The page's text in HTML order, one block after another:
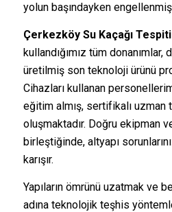
yolun başındayken
Çerkezköy Su Kaçağı Tespiti
kullandığımız tüm donanımlar,
üretilmiş son teknoloji ürünü
Cihazları kullanan
eğitim almış, sertifikalı uzman
oluşmaktadır. Doğru ekipman
birleştiğinde, altyapı
karışır.
Yapıların ömrünü uzatmak ve
adına teknolojik teşhis